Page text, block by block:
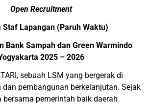
Open Recruitment
Staf Lapangan (Paruh Waktu)
Bank Sampah dan Green Warmindo
2025 – 2026
sebuah LSM yang bergerak di
pembangunan berkelanjutan. Sejak
bersama pemerintah baik daerah